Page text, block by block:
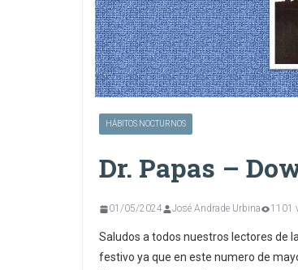
HÁBITOS NOCTURNOS
Dr. Papas –
01/05/2024 José Andrade Urbina 1101
Saludos a todos nuestros lectores de
festivo ya que en este numero de